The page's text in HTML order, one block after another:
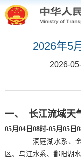
2026年5
2026-
一、 长江流域天
05月 04 日 08时-05月 05 日
洞庭湖水系、
区、乌江水系、鄱阳湖